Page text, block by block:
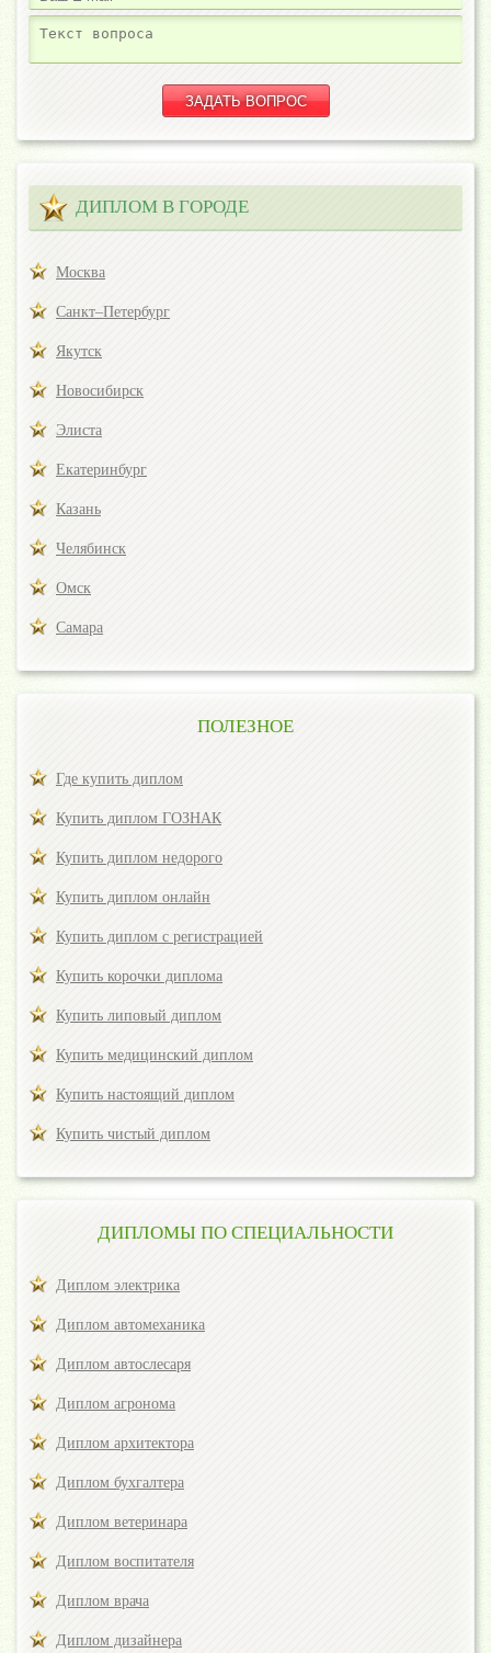
ДИПЛОМ В ГОРОДЕ
Москва
Санкт–Петербург
Якутск
Новосибирск
Элиста
Екатеринбург
Казань
Челябинск
Омск
Самара
ПОЛЕЗНОЕ
Где купить диплом
Купить диплом ГОЗНАК
Купить диплом недорого
Купить диплом онлайн
Купить диплом с регистрацией
Купить корочки диплома
Купить липовый диплом
Купить медицинский диплом
Купить настоящий диплом
Купить чистый диплом
ДИПЛОМЫ ПО СПЕЦИАЛЬНОСТИ
Диплом электрика
Диплом автомеханика
Диплом автослесаря
Диплом агронома
Диплом архитектора
Диплом бухгалтера
Диплом ветеринара
Диплом воспитателя
Диплом врача
Диплом дизайнера